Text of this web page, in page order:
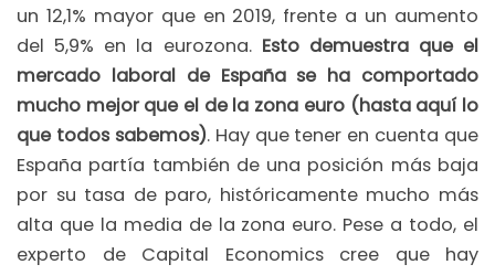
un 12,1% mayor que en 2019, frente a un aumento
del 5,9% en la eurozona. Esto demuestra que el
mercado laboral de España se ha comportado
mucho mejor que el de la zona euro (hasta aquí lo
que todos sabemos). Hay que tener en cuenta que
España partía también de una posición más baja
por su tasa de paro, históricamente mucho más
alta que la media de la zona euro. Pese a todo, el
experto de Capital Economics cree que hay